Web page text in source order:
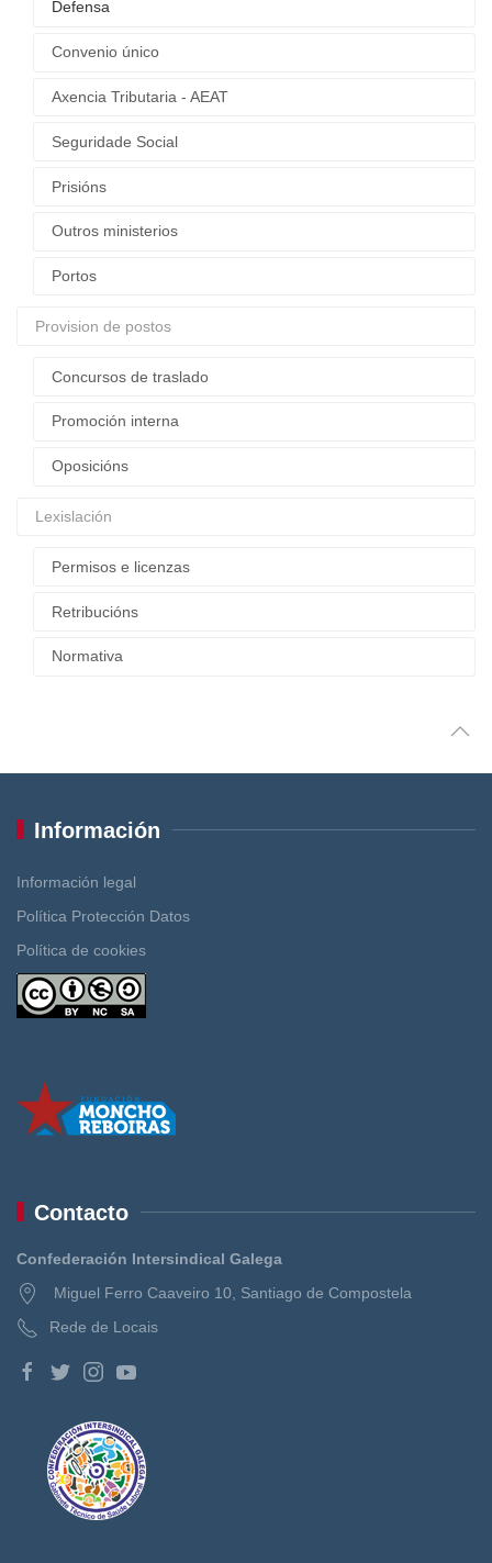
Defensa
Convenio único
Axencia Tributaria - AEAT
Seguridade Social
Prisións
Outros ministerios
Portos
Provision de postos
Concursos de traslado
Promoción interna
Oposicións
Lexislación
Permisos e licenzas
Retribucións
Normativa
Información
Información legal
Política Protección Datos
Política de cookies
Contacto
Confederación Intersindical Galega
Miguel Ferro Caaveiro 10, Santiago de Compostela
Rede de Locais